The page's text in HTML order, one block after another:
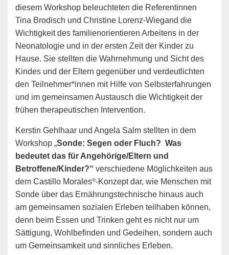
diesem Workshop beleuchteten die Referentinnen
Tina Brodisch und Christine Lorenz-Wiegand die
Wichtigkeit des familienorientieren Arbeitens in der
Neonatologie und in der ersten Zeit der Kinder zu
Hause. Sie stellten die Wahrnehmung und Sicht des
Kindes und der Eltern gegenüber und verdeutlichten
den Teilnehmer*innen mit Hilfe von Selbsterfahrungen
und im gemeinsamen Austausch die Wichtigkeit der
frühen therapeutischen Intervention.
Kerstin Gehlhaar und Angela Salm stellten in dem
Workshop „Sonde: Segen oder Fluch? Was
bedeutet das für Angehörige/Eltern und
Betroffene/Kinder?“ verschiedene Möglichkeiten aus
dem Castillo Morales®-Konzept dar, wie Menschen mit
Sonde über das Ernährungstechnische hinaus auch
am gemeinsamen sozialen Erleben teilhaben können,
denn beim Essen und Trinken geht es nicht nur um
Sättigung, Wohlbefinden und Gedeihen, sondern auch
um Gemeinsamkeit und sinnliches Erleben.